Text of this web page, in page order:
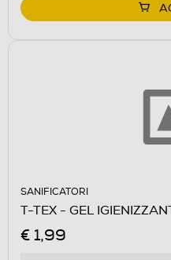
SANIFICATORI
T-TEX - GEL
€ 1,99